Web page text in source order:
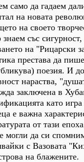
само да гадаем
на новата
на своето
знаем със
на "Рицарски
престава да
поезия. И
нараства,
заключена в
като
е важна
от тази
могли да си
с Вазовата
на блажените.